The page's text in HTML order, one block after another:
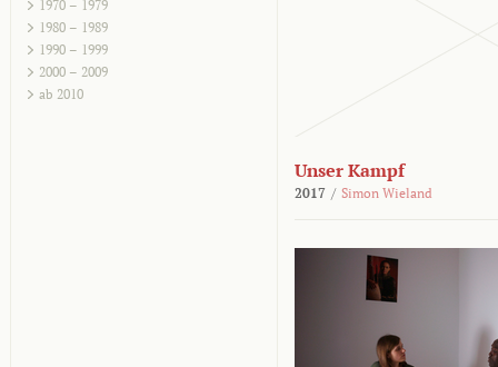
1970 – 1979
1980 – 1989
1990 – 1999
2000 – 2009
ab 2010
Unser Kampf
2017 / Simon Wieland